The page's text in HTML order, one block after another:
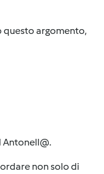
questo argomento,
Antonell@.
non solo di